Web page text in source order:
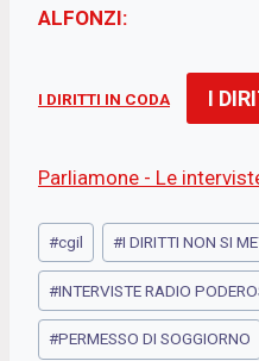
ALFONZI:
I DIRITTI IN CODA I
Parliamone - Le
Tag
articolo:
#cgil #I DIRITTI NON SI
#INTERVISTE RADIO
#PERMESSO DI SOGGIORNO